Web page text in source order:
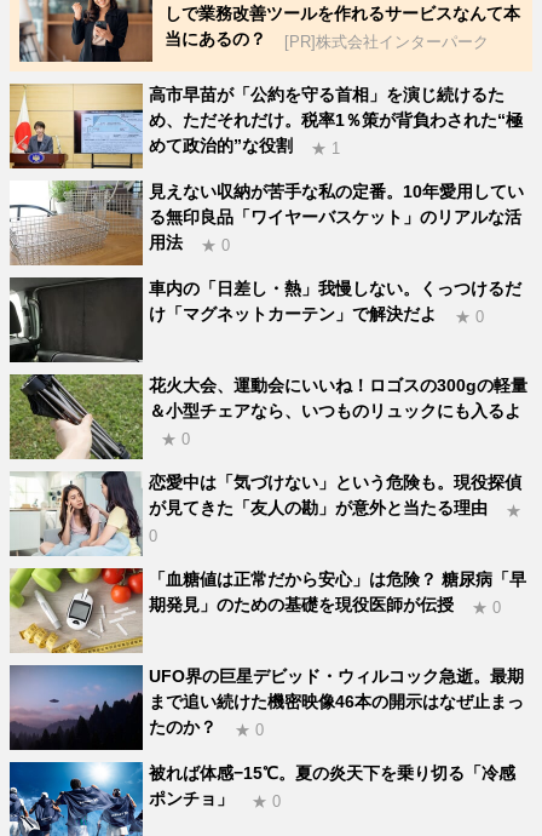
しで業務改善ツールを作れるサービスなんて本
当にあるの？
[PR]株式会社インターパーク
高市早苗が「公約を守る首相」を演じ続けるた
め、ただそれだけ。税率1％策が背負わされた“極
めて政治的”な役割
★ 1
見えない収納が苦手な私の定番。10年愛用してい
る無印良品「ワイヤーバスケット」のリアルな活
用法
★ 0
車内の「日差し・熱」我慢しない。くっつけるだ
け「マグネットカーテン」で解決だよ
★ 0
花火大会、運動会にいいね！ロゴスの300gの軽量
＆小型チェアなら、いつものリュックにも入るよ
★ 0
恋愛中は「気づけない」という危険も。現役探偵
が見てきた「友人の勘」が意外と当たる理由
★
0
「血糖値は正常だから安心」は危険？ 糖尿病「早
期発見」のための基礎を現役医師が伝授
★ 0
UFO界の巨星デビッド・ウィルコック急逝。最期
まで追い続けた機密映像46本の開示はなぜ止まっ
たのか？
★ 0
被れば体感−15℃。夏の炎天下を乗り切る「冷感
ポンチョ」
★ 0